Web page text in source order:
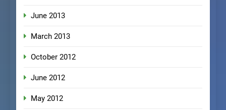
June 2013
March 2013
October 2012
June 2012
May 2012